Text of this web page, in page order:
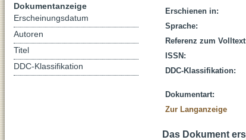
Erschienen in:
Sprache:
Referenz zum
ISSN:
DDC-Klassifikation:
Dokumentart:
Zur Langanzeige
Das Dokument
Dokumentanzeige
Erscheinungsdatum
Autoren
Titel
DDC-Klassifikation